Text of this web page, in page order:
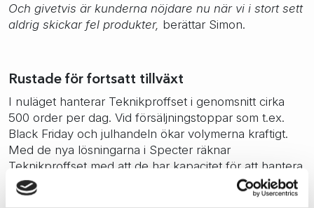
Och givetvis är kunderna nöjdare nu när vi i stort sett
aldrig skickar fel produkter, berättar Simon.
Rustade för fortsatt tillväxt
I nuläget hanterar Teknikproffset i genomsnitt cirka
500 order per dag. Vid försäljningstoppar som t.ex.
Black Friday och julhandeln ökar volymerna kraftigt.
Med de nya lösningarna i Specter räknar
Teknikproffset med att de har kapacitet för att hantera
runt 1400 order per dag med 6 stycken packstationer.
När behoven ökar har de möjlighet att utöka med t.ex.